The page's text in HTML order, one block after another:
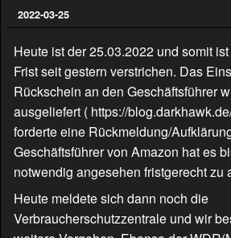
2022-03-25
Heute ist der 25.03.2022 und somit
Frist seit gestern verstrichen. Das
Rückschein an den Geschäftsführer
ausgeliefert ( https://
forderte eine Rückmeldung/
Geschäftsführer von Amazon hat es
notwendig angesehen fristgerecht zu
Heute meldete sich dann noch die
Verbraucherschutzzentrale und wir